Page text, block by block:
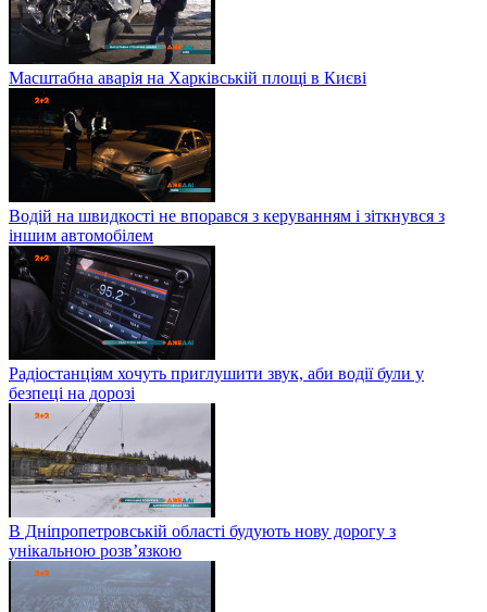
Масштабна аварія на Харківській площі в Києві
Водій на швидкості не впорався з керуванням і зіткнувся з
іншим автомобілем
Радіостанціям хочуть приглушити звук, аби водії були у
безпеці на дорозі
В Дніпропетровській області будують нову дорогу з
унікальною розв’язкою